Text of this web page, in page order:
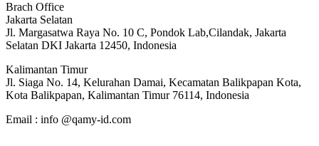
Brach Office
Jakarta Selatan
Jl. Margasatwa Raya No. 10 C, Pondok Lab,Cilandak, Jakarta
Selatan DKI Jakarta 12450, Indonesia
Kalimantan Timur
Jl. Siaga No. 14, Kelurahan Damai, Kecamatan Balikpapan Kota,
Kota Balikpapan, Kalimantan Timur 76114, Indonesia
Email : info @qamy-id.com